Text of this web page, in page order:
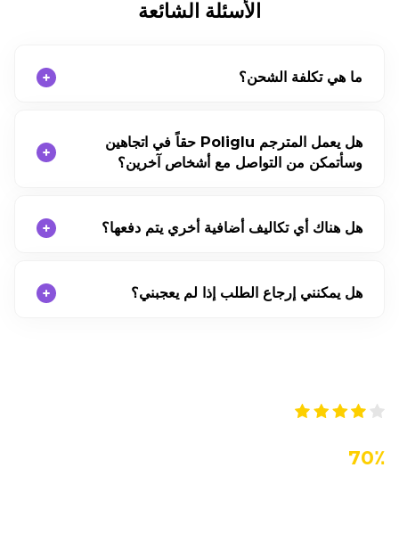
الأسئلة الشائعة
ما هي تكلفة الشحن؟
هل يعمل المترجم Poliglu حقاً في اتجاهين
وسأتمكن من التواصل مع أشخاص آخرين؟
هل هناك أي تكاليف أضافية أخري يتم دفعها؟
هل يمكنني إرجاع الطلب إذا لم يعجبني؟
70٪؜